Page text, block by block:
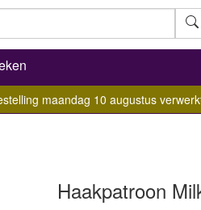
maandag 10 augustus
Haakpatroon